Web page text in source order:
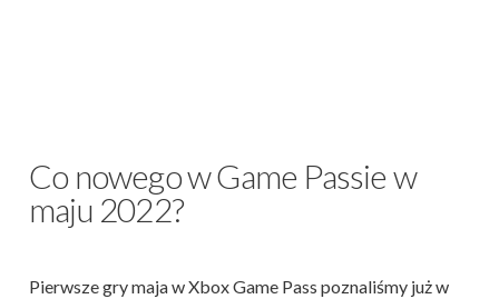
Co nowego w Game Passie w
maju 2022?
Pierwsze gry maja w Xbox Game Pass poznaliśmy już w